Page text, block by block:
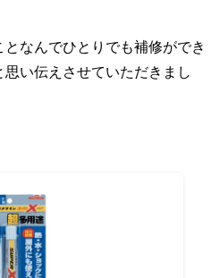
なんでひとりでも補修ができ
い伝えさせていただきまし